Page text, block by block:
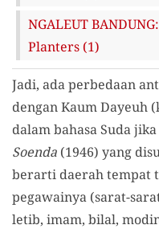
NGALEUT
Planters (1)
Jadi, ada perbedaan
dengan Kaum Dayeuh
dalam bahasa Suda
Soenda (1946) yang
berarti daerah tempat
pegawainya (sarat-
letib, imam, bilal,